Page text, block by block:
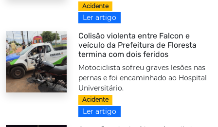
Acidente
Ler artigo
Colisão violenta entre Falcon e
veículo da Prefeitura de Floresta
termina com dois feridos
Motociclista sofreu graves lesões nas
pernas e foi encaminhado ao Hospital
Universitário.
Acidente
Ler artigo